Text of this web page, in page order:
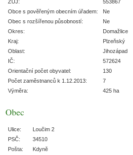
ZUJ:
553867
Obce s pověřeným obecním úřadem:
Ne
Obec s rozšířenou působností:
Ne
Okres:
Domažlice
Kraj:
Plzeňský
Oblast:
Jihozápad
IČ:
572624
Orientační počet obyvatel:
130
Počet zaměstnanců k 1.12.2013:
7
Výměra:
425 ha
Obec
Ulice:
Loučim 2
PSČ:
34510
Pošta:
Kdyně